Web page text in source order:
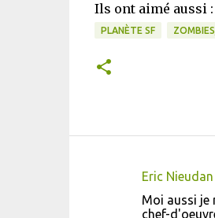
Ils ont aimé aussi
PLANÈTE SF
Eric Nieudan
Moi aussi je
chef-